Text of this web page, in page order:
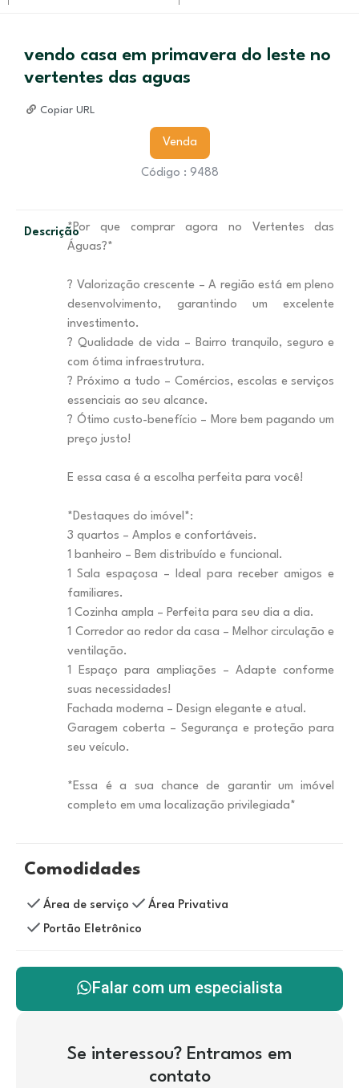
vendo casa em primavera do leste no
vertentes das aguas
Copiar URL
Venda
Código : 9488
Descrição*Por que comprar agora no Vertentes das
Águas?*
? Valorização crescente – A região está em pleno
desenvolvimento, garantindo um excelente
investimento.
? Qualidade de vida – Bairro tranquilo, seguro e
com ótima infraestrutura.
? Próximo a tudo – Comércios, escolas e serviços
essenciais ao seu alcance.
? Ótimo custo-benefício – More bem pagando um
preço justo!
E essa casa é a escolha perfeita para você!
*Destaques do imóvel*:
3 quartos – Amplos e confortáveis.
1 banheiro – Bem distribuído e funcional.
1 Sala espaçosa – Ideal para receber amigos e
familiares.
1 Cozinha ampla – Perfeita para seu dia a dia.
1 Corredor ao redor da casa – Melhor circulação e
ventilação.
1 Espaço para ampliações – Adapte conforme
suas necessidades!
Fachada moderna – Design elegante e atual.
Garagem coberta – Segurança e proteção para
seu veículo.
*Essa é a sua chance de garantir um imóvel
completo em uma localização privilegiada*
Comodidades
Área de serviço
Área Privativa
Portão Eletrônico
Falar com um especialista
Se interessou? Entramos em
contato